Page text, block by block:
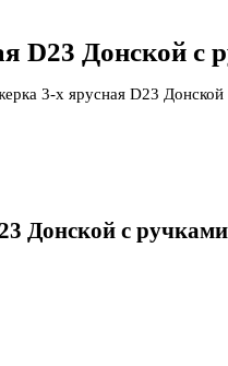
D23 Донской с
3-х ярусная D23
Донской с